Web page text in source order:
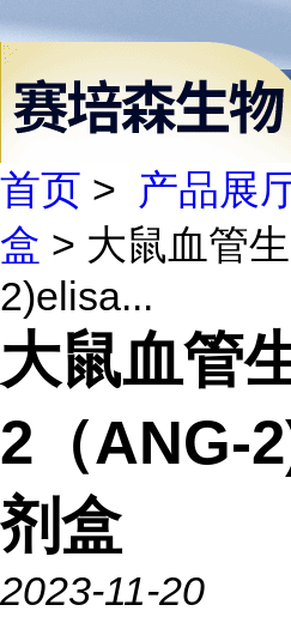
首页 > 产品展
盒 > 大鼠血管
2)elisa...
大鼠血管
2（ANG-
剂盒
2023-11-20